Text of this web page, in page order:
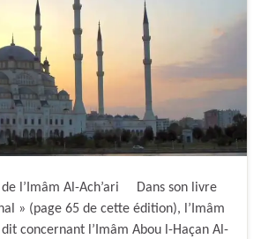
de l’Imâm Al-Ach’ari Dans son livre
» (page 65 de cette édition), l’Imâm
concernant l’Imâm Abou l-Haçan Al-